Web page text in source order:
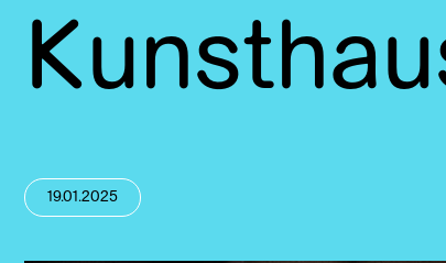
19.01.2025